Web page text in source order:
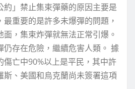
約」禁止集束彈藥的原因主要是
重要的是許多未爆彈的問題，
，集束炸彈就無法正常引爆。
仍存在危險，繼續危害人類。 據
傷亡中90%以上是平民，其中許
斯、美國和烏克蘭尚未簽署這項